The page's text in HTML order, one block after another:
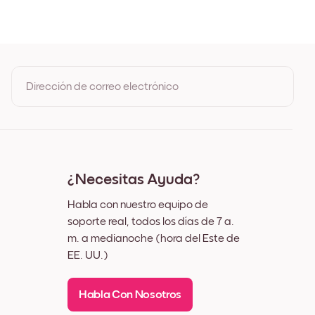
Dirección de correo electrónico
¿Necesitas Ayuda?
Habla con nuestro equipo de
soporte real, todos los días de 7 a.
m. a medianoche (hora del Este de
EE. UU.)
Habla Con Nosotros